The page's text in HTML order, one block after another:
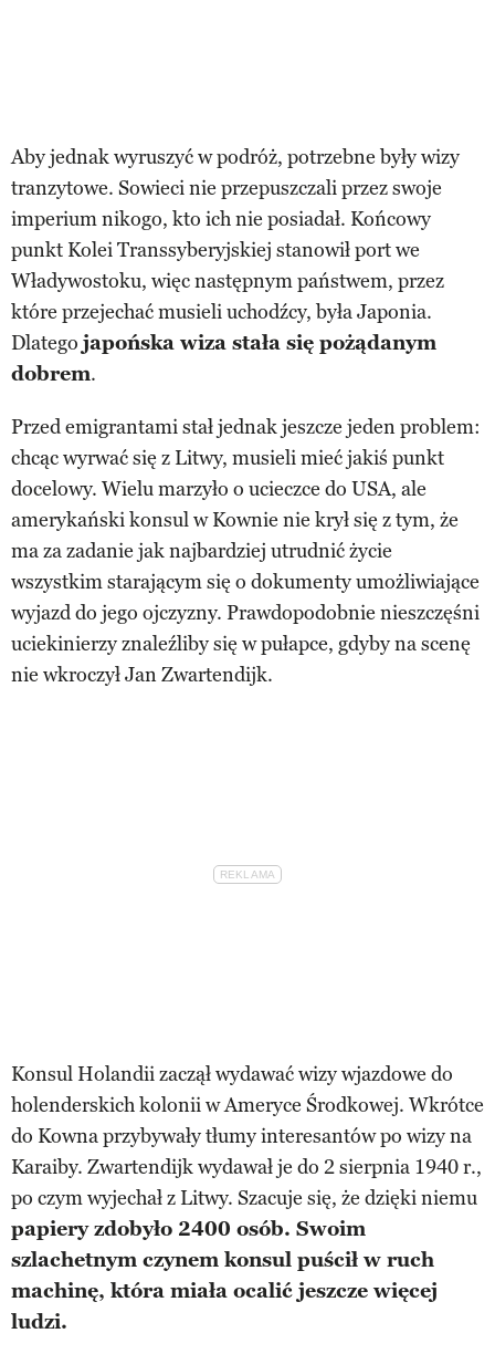
Aby jednak wyruszyć w podróż, potrzebne były wizy
tranzytowe. Sowieci nie przepuszczali przez swoje
imperium nikogo, kto ich nie posiadał. Końcowy
punkt Kolei Transsyberyjskiej stanowił port we
Władywostoku, więc następnym państwem, przez
które przejechać musieli uchodźcy, była Japonia.
Dlatego japońska wiza stała się pożądanym
dobrem.
Przed emigrantami stał jednak jeszcze jeden problem:
chcąc wyrwać się z Litwy, musieli mieć jakiś punkt
docelowy. Wielu marzyło o ucieczce do USA, ale
amerykański konsul w Kownie nie krył się z tym, że
ma za zadanie jak najbardziej utrudnić życie
wszystkim starającym się o dokumenty umożliwiające
wyjazd do jego ojczyzny. Prawdopodobnie nieszczęśni
uciekinierzy znaleźliby się w pułapce, gdyby na scenę
nie wkroczył Jan Zwartendijk.
Konsul Holandii zaczął wydawać wizy wjazdowe do
holenderskich kolonii w Ameryce Środkowej. Wkrótce
do Kowna przybywały tłumy interesantów po wizy na
Karaiby. Zwartendijk wydawał je do 2 sierpnia 1940 r.,
po czym wyjechał z Litwy. Szacuje się, że dzięki niemu
papiery zdobyło 2400 osób. Swoim
szlachetnym czynem konsul puścił w ruch
machinę, która miała ocalić jeszcze więcej
ludzi.